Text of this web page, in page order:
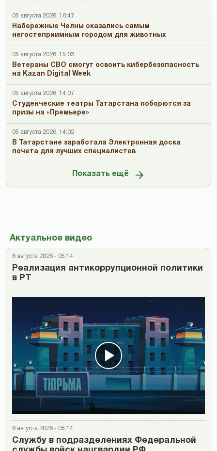
05 августа 2026, 16:47
Набережные Челны оказались самым
негостеприимным городом для животных
05 августа 2026, 15:03
Ветераны СВО смогут освоить кибербезопасность
на Kazan Digital Week
05 августа 2026, 14:07
Студенческие театры Татарстана поборются за
призы на «Премьере»
05 августа 2026, 14:02
В Татарстане заработала Электронная доска
почета для лучших специалистов
Показать ещё
Актуальное видео
6 августа 2026 - 05:14
Реализация антикоррупционной политики
в РТ
6 августа 2026 - 05:14
Cлужбу в подразделениях Федеральной